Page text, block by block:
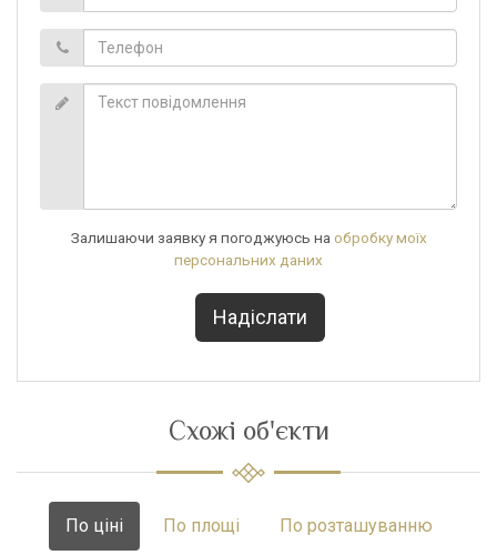
Залишаючи заявку я погоджуюсь на обробку моїх
персональних даних
Схожі об'єкти
По ціні По площі По розташуванню